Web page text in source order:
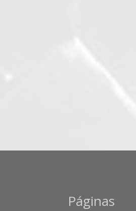
Páginas